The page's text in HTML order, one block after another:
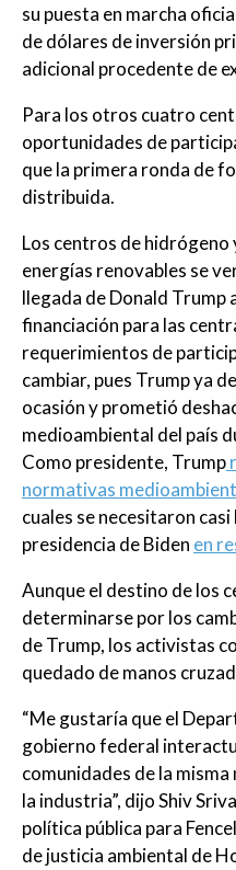
su puesta en marcha
de dólares de inversión
adicional procedente de
Para los otros cuatro
oportunidades de
que la primera ronda de
distribuida.
Los centros de
energías renovables se
llegada de Donald Trump
financiación para las
requerimientos de
cambiar, pues Trump ya
ocasión y prometió
medioambiental del país
Como presidente, Trump
normativas
cuales se necesitaron
presidencia de Biden en
Aunque el destino de los
determinarse por los
de Trump, los activistas
quedado de manos
“Me gustaría que el
gobierno federal
comunidades de la
la industria”, dijo Shiv
política pública para
de justicia ambiental de